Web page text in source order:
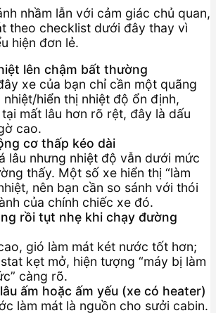
nhầm lẫn với cảm giác chủ quan,
theo checklist dưới đây thay vì
hiện đơn lẻ.
lên chậm bất thường
xe của bạn chỉ cần một quãng
nhiệt/hiển thị nhiệt độ ổn định,
mất lâu hơn rõ rệt, đây là dấu
cao.
cơ thấp kéo dài
lâu nhưng nhiệt độ vẫn dưới mức
thấy. Một số xe hiển thị “làm
nên bạn cần so sánh với thói
của chính chiếc xe đó.
rồi tụt nhẹ khi chạy đường
gió làm mát két nước tốt hơn;
kẹt mở, hiện tượng “máy bị làm
càng rõ.
ấm hoặc ấm yếu (xe có heater)
làm mát là nguồn cho sưởi cabin.